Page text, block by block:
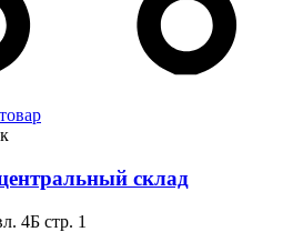
склад
4Б стр. 1